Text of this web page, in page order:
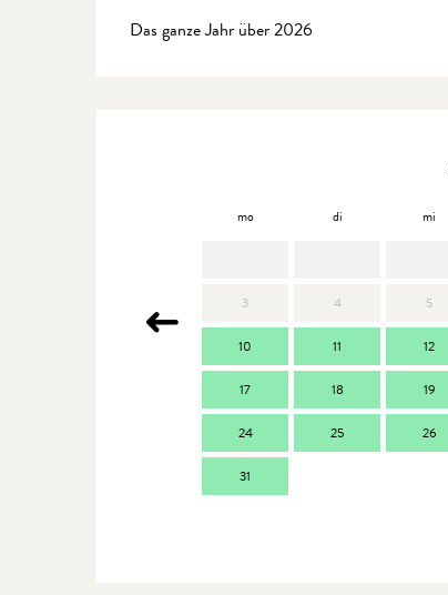
Das ganze Jahr über 2026
mo di mi
3 4 5
10 11 12
17 18 19
24 25 26
31